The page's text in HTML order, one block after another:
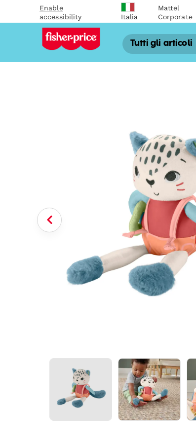
Enable
accessibility
Italia
Mattel
Corporate
Tutti gli articoli